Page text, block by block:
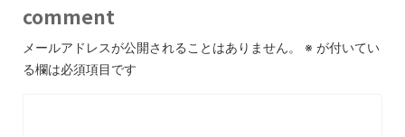
comment
メールアドレスが公開されることはありません。 ※ が付いてい
る欄は必須項目です